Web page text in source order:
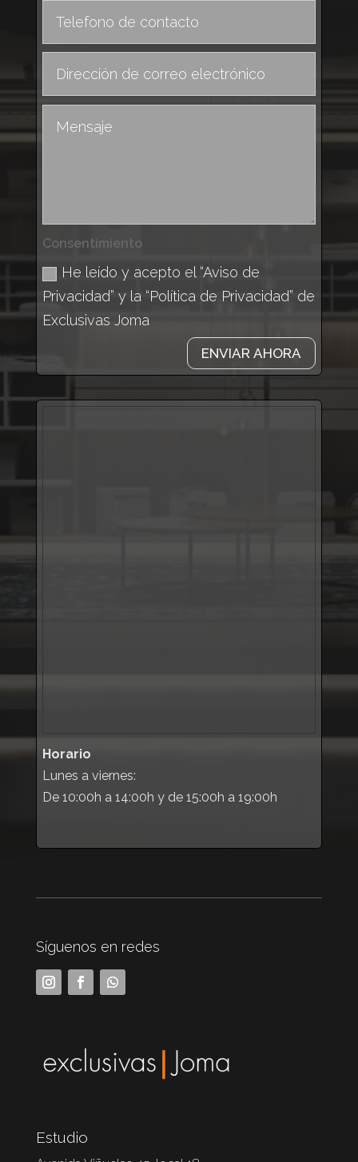
Consentimiento
He leído y acepto el “Aviso de
Privacidad” y la “Política de Privacidad” de
Exclusivas Joma
ENVIAR AHORA
Horario
Lunes a viernes:
De 10:00h a 14:00h y de 15:00h a 19:00h
Síguenos en redes
Estudio